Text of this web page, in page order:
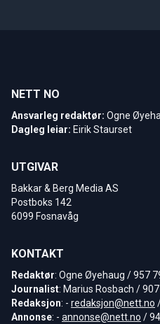
NETT NO
Ansvarleg redaktør: Ogne
Dagleg leiar: Eirik Staurset
UTGIVAR
Bakkar & Berg Media AS
Postboks 142
6099 Fosnavåg
KONTAKT
Redaktør: Ogne Øyehaug / 957
Journalist: Marius Rosbach /
Redaksjon: - redaksjon@nett.no
Annonse: - annonse@nett.no /